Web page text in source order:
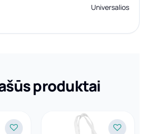
Universalios
produktai